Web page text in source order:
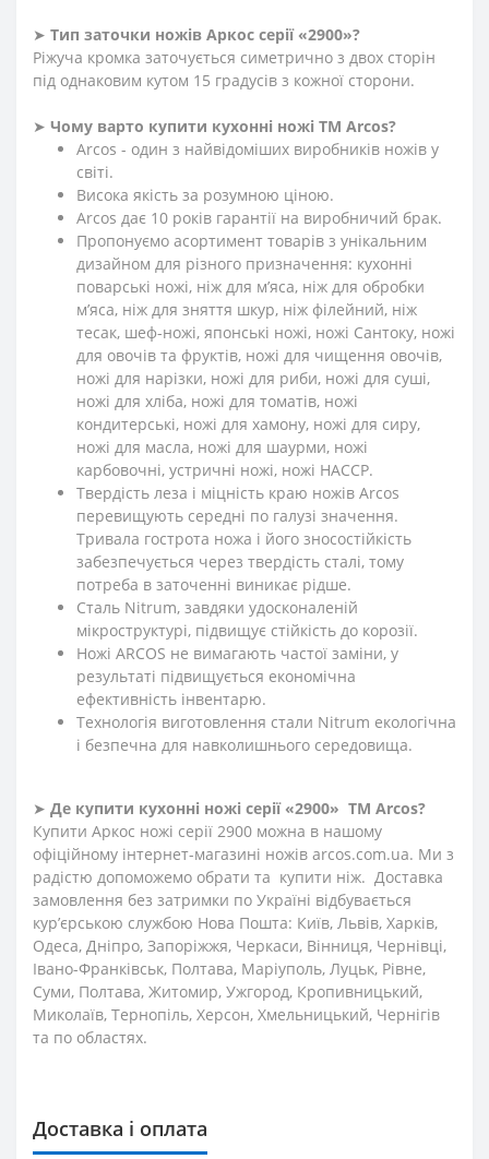
➤ Тип заточки ножів Аркос серії «2900»?
Ріжуча кромка заточується симетрично з двох сторін
під однаковим кутом 15 градусів з кожної сторони.
➤ Чому варто купити кухонні ножі ТМ Arcos?
Arcos - один з найвідоміших виробників ножів у
світі.
Висока якість за розумною ціною.
Arcos дає 10 років гарантії на виробничий брак.
Пропонуємо асортимент товарів з унікальним
дизайном для різного призначення: кухонні
поварські ножі, ніж для м’яса, ніж для обробки
м’яса, ніж для зняття шкур, ніж філейний, ніж
тесак, шеф-ножі, японські ножі, ножі Сантоку, ножі
для овочів та фруктів, ножі для чищення овочів,
ножі для нарізки, ножі для риби, ножі для суші,
ножі для хліба, ножі для томатів, ножі
кондитерські, ножі для хамону, ножі для сиру,
ножі для масла, ножі для шаурми, ножі
карбовочні, устричні ножі, ножі HACCP.
Твердість леза і міцність краю ножів Arcos
перевищують середні по галузі значення.
Тривала гострота ножа і його зносостійкість
забезпечується через твердість сталі, тому
потреба в заточенні виникає рідше.
Сталь Nitrum, завдяки удосконаленій
мікроструктурі, підвищує стійкість до корозії.
Ножі ARCOS не вимагають частої заміни, у
результаті підвищується економічна
ефективність інвентарю.
Технологія виготовлення стали Nitrum екологічна
і безпечна для навколишнього середовища.
➤ Де купити кухонні ножі серії «2900» ТМ Arcos?
Купити Аркос ножі серії 2900 можна в нашому
офіційному інтернет-магазині ножів arcos.com.ua. Ми з
радістю допоможемо обрати та купити ніж. Доставка
замовлення без затримки по Україні відбувається
кур’єрською службою Нова Пошта: Київ, Львів, Харків,
Одеса, Дніпро, Запоріжжя, Черкаси, Вінниця, Чернівці,
Івано-Франківськ, Полтава, Маріуполь, Луцьк, Рівне,
Суми, Полтава, Житомир, Ужгород, Кропивницький,
Миколаїв, Тернопіль, Херсон, Хмельницький, Чернігів
та по областях.
Доставка і оплата